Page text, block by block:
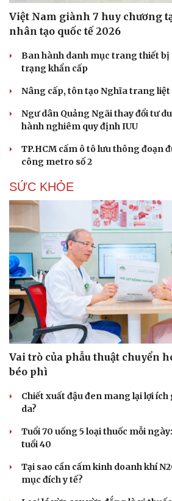
Du lịch
Tư vấn
Săn Tour
check-in
Câu
Đọc
Cửa
Kể
Việt Nam giành 7 huy chương
nhân tạo quốc tế 2026
Ban hành danh mục trang thiết
trạng khẩn cấp
Nâng cấp, tôn tạo Nghĩa trang liệt
Ngư dân Quảng Ngãi thay đổi tư
hành nghiêm quy định IUU
TP.HCM cấm ô tô lưu thông đoạn
công metro số 2
SỨC KHỎE
Vai trò của phẫu thuật chuyển
béo phì
Chiết xuất đậu đen mang lại lợi ích
da?
Tuổi 70 uống 5 loại thuốc mỗi
tuổi 40
Tại sao cần cấm kinh doanh khí
mục đích y tế?